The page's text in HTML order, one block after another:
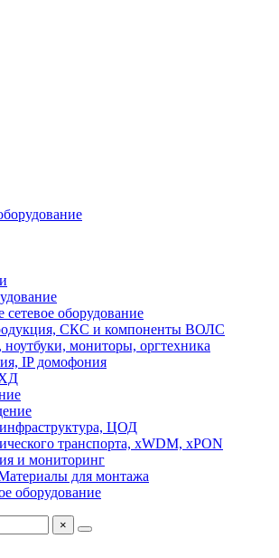
сетевое оборудование
СКС и компоненты ВОЛС
мониторы, оргтехника
IP домофония
ЦОД
транспорта, xWDM, xPON
и мониторинг
для монтажа
оборудование
×